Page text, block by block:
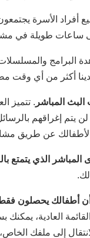
أفراد الأسرة
ساعات طويلة في
والمسلسلات
أيدينا أكثر من أي
البث المباشر . تتميز
يتم إغراقهم
لأطفالك عن طريق
الذي يتمتع
أن أطفالك يحصلون
العادية،
إلى ملفك